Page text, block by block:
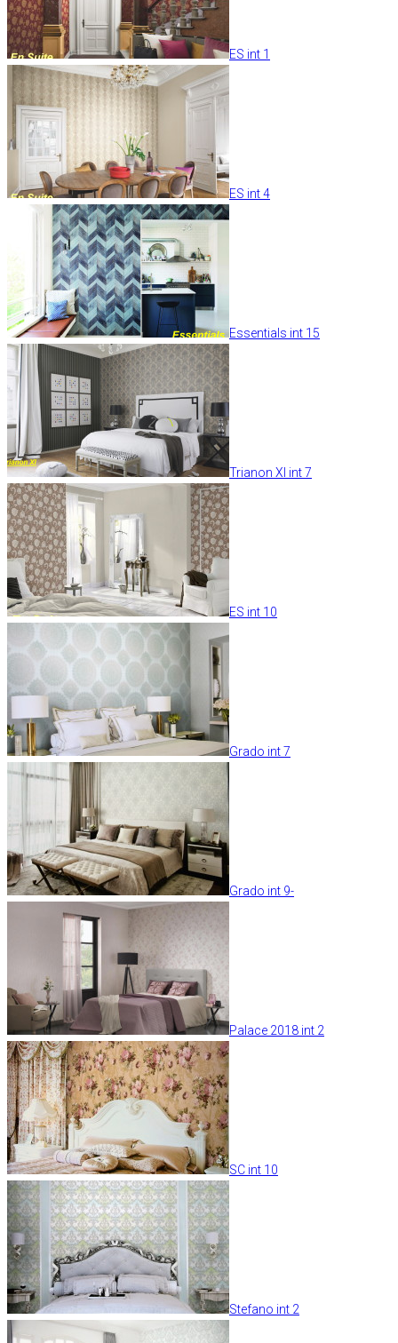
ES int 1
ES int 4
Essentials int 15
Trianon XI int 7
ES int 10
Grado int 7
Grado int 9-
Palace 2018 int 2
SC int 10
Stefano int 2